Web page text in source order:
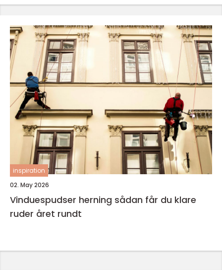
inspiration
02. May 2026
Vinduespudser herning sådan får du klare
ruder året rundt